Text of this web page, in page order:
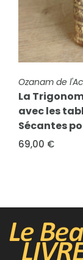
FICHE COMPLÈTE
Ozanam de
La
avec les
Sécantes
69,00 €
FICHE COMPLÈTE
Premières
chant sur
enfants de
15,00 €